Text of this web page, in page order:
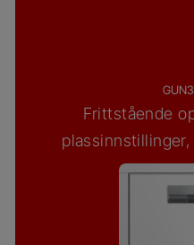
Frittstående